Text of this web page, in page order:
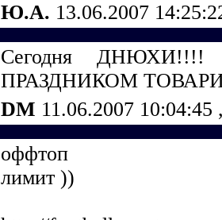
Ю.А. 13.06.2007
Сегодня
ПРАЗДНИКОМ
DM 11.06.2007 10:04:45
оффтоп
лимит ))